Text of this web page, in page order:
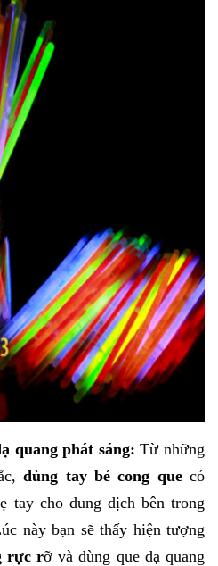
quang phát sáng: Từ những
dùng tay bẻ cong quecó
tay cho dung dịch bên trong
này bạn sẽ thấy hiện tượng
rực rỡ và dùng que dạ quang